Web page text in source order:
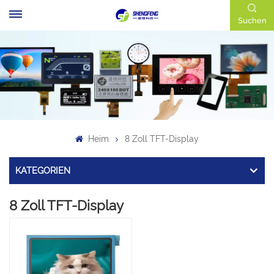
Suchen
Heim 8 Zoll TFT-Display
KATEGORIEN
8 Zoll TFT-Display